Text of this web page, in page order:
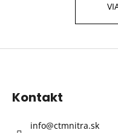
Kontakt
info@ctmnitra.sk